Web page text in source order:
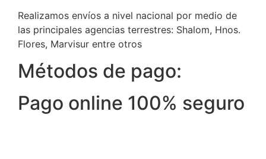
Realizamos envíos a nivel nacional por medio de
las principales agencias terrestres: Shalom, Hnos.
Flores, Marvisur entre otros
Métodos de pago:
Pago online 100% seguro